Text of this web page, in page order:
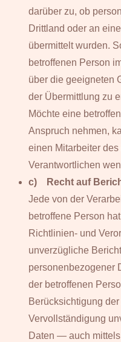
darüber zu, ob
Drittland oder an
übermittelt wurden.
betroffenen Person
über die geeigneten
der Übermittlung zu
Möchte eine
Anspruch nehmen,
einen Mitarbeiter
Verantwortlichen
c) Recht auf
Jede von der
betroffene Person
Richtlinien- und
unverzügliche
personenbezogener
der betroffenen
Berücksichtigung
Vervollständigung
Daten — auch